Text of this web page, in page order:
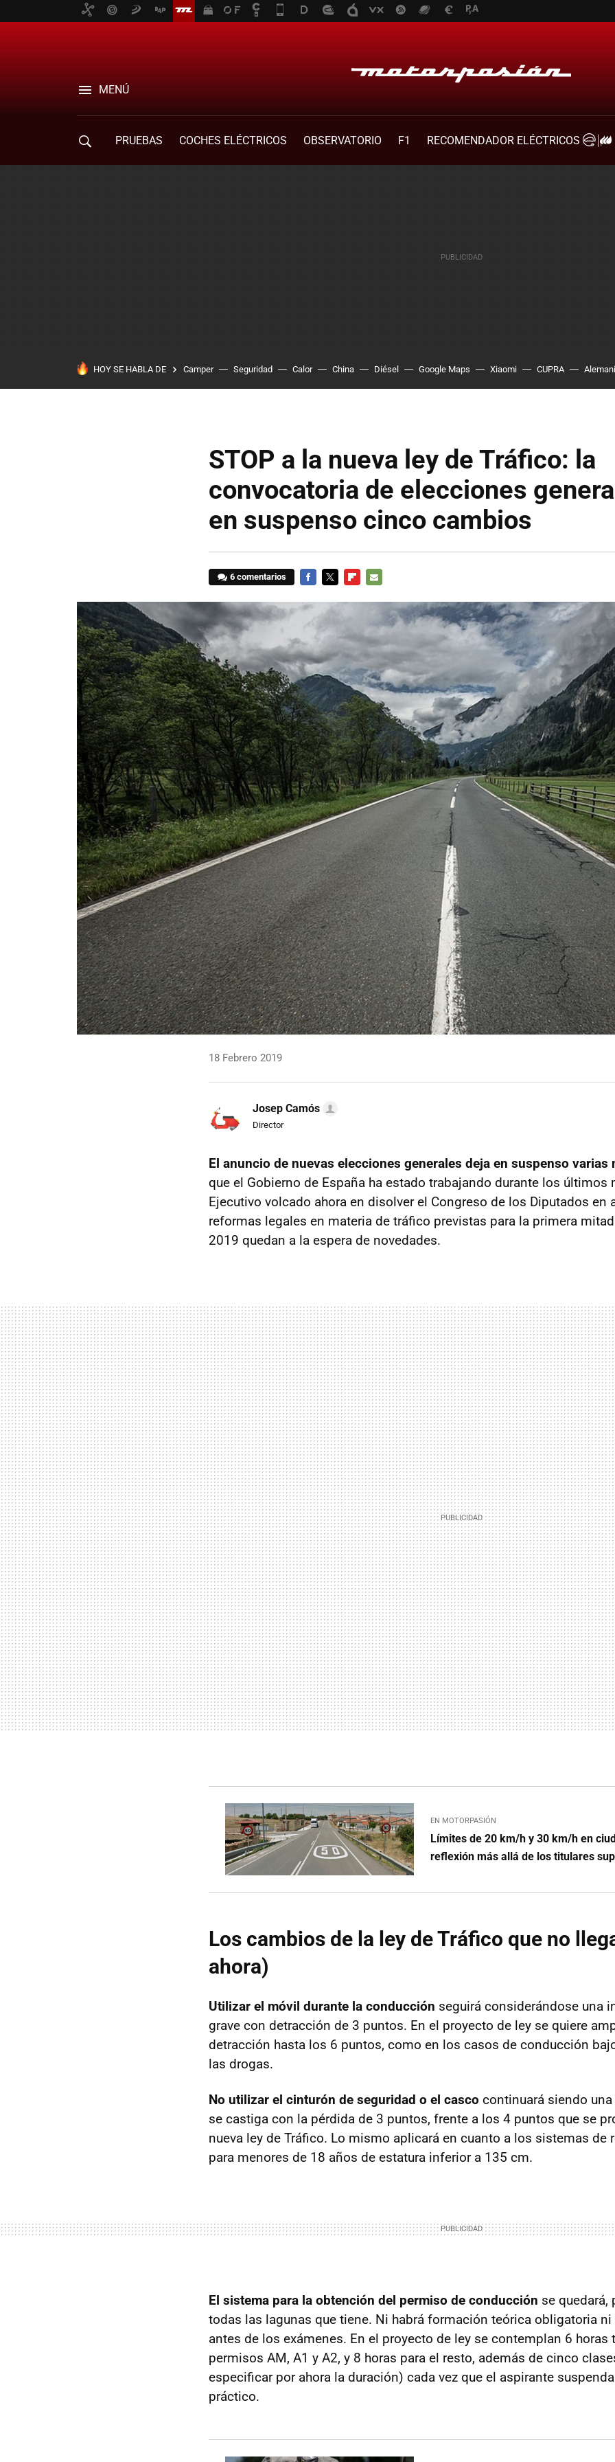
MENÚ
PRUEBAS COCHES ELÉCTRICOS OBSERVATORIO F1
RECOMENDADOR ELÉCTRICOS
HOY SE HABLA DE Camper Seguridad Calor China Diésel Google Maps Xiaomi CUPRA
STOP a la nueva ley de Tráfico: la
convocatoria de elecciones
en suspenso cinco cambios
6 comentarios
18 Febrero 2019
Josep Camós
Director
El anuncio de nuevas elecciones generales deja en suspenso varias
que el Gobierno de España ha estado trabajando durante los últimos
Ejecutivo volcado ahora en disolver el Congreso de los Diputados en
reformas legales en materia de tráfico previstas para la primera
2019 quedan a la espera de novedades.
EN MOTORPASIÓN
Límites de 20 km/h y 30 km/h en
reflexión más allá de los titulares
Los cambios de la ley de Tráfico que no
ahora)
Utilizar el móvil durante la conducción seguirá considerándose una
grave con detracción de 3 puntos. En el proyecto de ley se quiere
detracción hasta los 6 puntos, como en los casos de conducción
las drogas.
No utilizar el cinturón de seguridad o el casco continuará siendo
se castiga con la pérdida de 3 puntos, frente a los 4 puntos que se
nueva ley de Tráfico. Lo mismo aplicará en cuanto a los sistemas de
para menores de 18 años de estatura inferior a 135 cm.
El sistema para la obtención del permiso de conducción se quedará,
todas las lagunas que tiene. Ni habrá formación teórica obligatoria
antes de los exámenes. En el proyecto de ley se contemplan 6 horas
permisos AM, A1 y A2, y 8 horas para el resto, además de cinco
especificar por ahora la duración) cada vez que el aspirante
práctico.